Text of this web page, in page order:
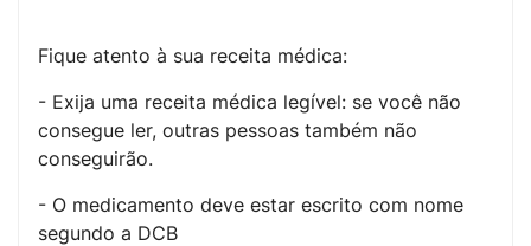
Fique atento à sua receita médica:
- Exija uma receita médica legível: se você não
consegue ler, outras pessoas também não
conseguirão.
- O medicamento deve estar escrito com nome
segundo a DCB